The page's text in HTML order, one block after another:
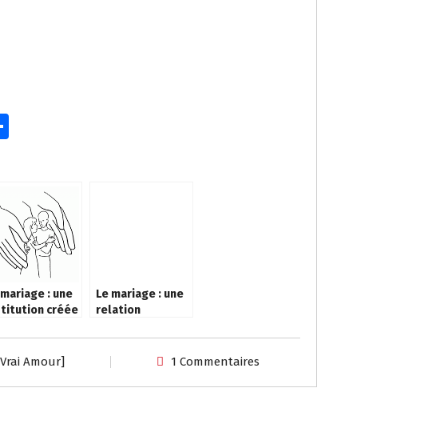
g
er
: une
créée
Le mariage : une
relation
Amour] 1 Commentaires